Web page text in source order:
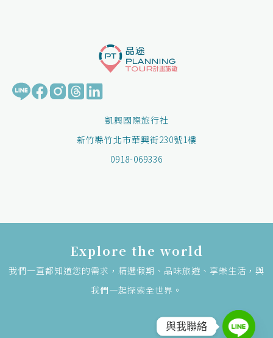
凱興國際旅行社
新竹縣竹北市華興街230號1樓
0918-069336
Explore the world
我們一直都知道您的需求，精選假期、品味旅遊、享樂生活，與
我們一起探索全世界。
與我聯絡